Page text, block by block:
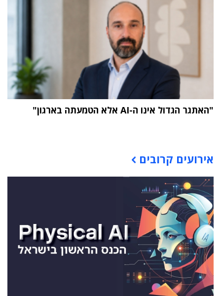
"האתגר הגדול אינו ה-AI אלא הטמעתה בארגון"
אירועים קרובים